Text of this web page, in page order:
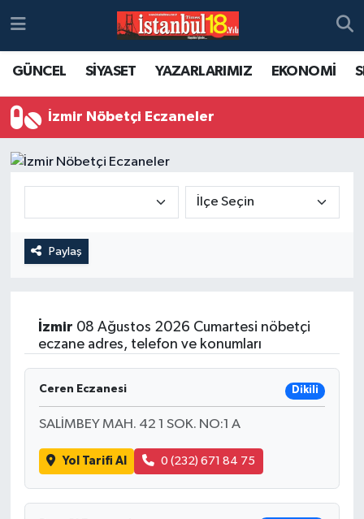
GÜNCEL SİYASET YAZARLARIMIZ EKONOMİ
İzmir Nöbetçi Eczaneler
Paylaş
İzmir 08 Ağustos 2026 Cumartesi nöbetçi
eczane adres, telefon ve konumları
Ceren Eczanesi Dikili
SALİMBEY MAH. 42 1 SOK. NO:1 A
Yol Tarifi Al 0 (232) 671 84 75